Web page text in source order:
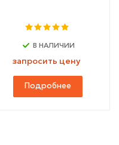
В НАЛИЧИИ
запросить цену
Подробнее